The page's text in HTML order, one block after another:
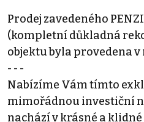
Prodej zavedeného
(kompletní důkladná
objektu byla provedena v
- - -
Nabízíme Vám tímto
mimořádnou investiční
nachází v krásné a